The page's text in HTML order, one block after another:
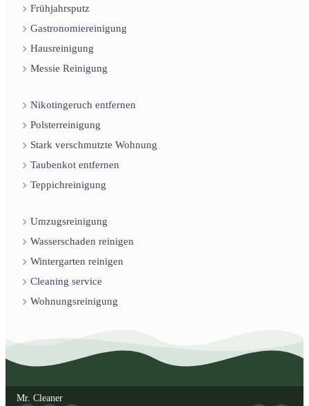
Frühjahrsputz
Gastronomiereinigung
Hausreinigung
Messie Reinigung
Nikotingeruch entfernen
Polsterreinigung
Stark verschmutzte Wohnung
Taubenkot entfernen
Teppichreinigung
Umzugsreinigung
Wasserschaden reinigen
Wintergarten reinigen
Cleaning service
Wohnungsreinigung
Mr. Cleaner